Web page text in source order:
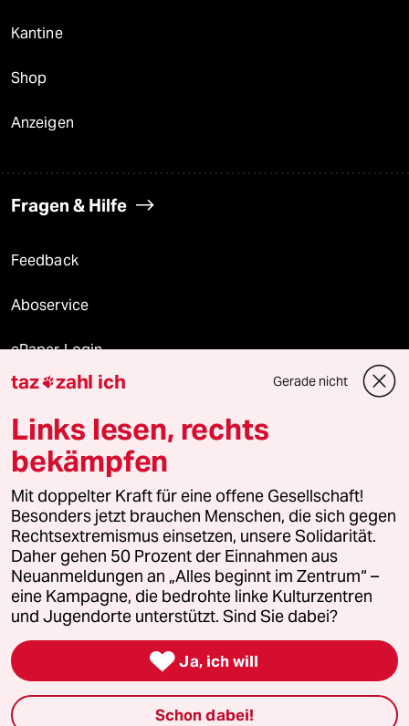
Kantine
Shop
Anzeigen
Fragen & Hilfe
Feedback
Aboservice
ePaper Login
Downloads für Abonnierende
© 2026 taz Verlags und Vertriebs GmbH
Alle Rechte vorbehalten. Bei rechtlichen Fragen oder für Genehmigungen
wenden Sie sich bitte an
lizenzen@taz.de
Feedback Redaktionsstatut Kommune-Richtlinien
Leitlinie Informant Datenschutz Impressum AGB
Seitenwende Einwilligungen widerrufen (Ads)
taz zahl ich Gerade nicht
Links lesen, rechts
bekämpfen
Mit doppelter Kraft für eine offene Gesellschaft!
Besonders jetzt brauchen Menschen, die sich gegen
Rechtsextremismus einsetzen, unsere Solidarität.
Daher gehen 50 Prozent der Einnahmen aus
Neuanmeldungen an „Alles beginnt im Zentrum“ –
eine Kampagne, die bedrohte linke Kulturzentren
und Jugendorte unterstützt. Sind Sie dabei?
 Ja, ich will
Schon dabei!